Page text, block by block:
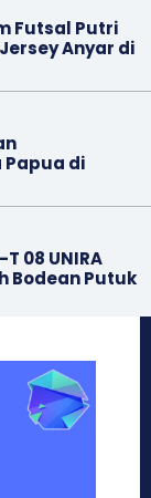
Futsal Putri
Anyar di
Papua di
08 UNIRA
‎Bodean Putuk